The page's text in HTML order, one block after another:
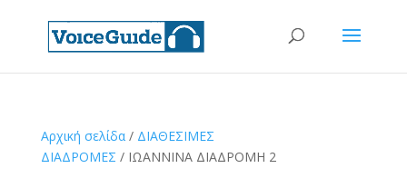
Αρχική σελίδα/ ΔΙΑΘΕΣΙΜΕΣ
ΔΙΑΔΡΟΜΕΣ / ΙΩΑΝΝΙΝΑ ΔΙΑΔΡΟΜΗ 2